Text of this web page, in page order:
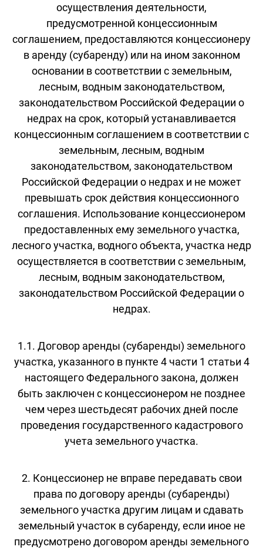
осуществления деятельности,
предусмотренной концессионным
соглашением, предоставляются концессионеру
в аренду (субаренду) или на ином законном
основании в соответствии с земельным,
лесным, водным законодательством,
законодательством Российской Федерации о
недрах на срок, который устанавливается
концессионным соглашением в соответствии с
земельным, лесным, водным
законодательством, законодательством
Российской Федерации о недрах и не может
превышать срок действия концессионного
соглашения. Использование концессионером
предоставленных ему земельного участка,
лесного участка, водного объекта, участка недр
осуществляется в соответствии с земельным,
лесным, водным законодательством,
законодательством Российской Федерации о
недрах.
1.1. Договор аренды (субаренды) земельного
участка, указанного в пункте 4 части 1 статьи 4
настоящего Федерального закона, должен
быть заключен с концессионером не позднее
чем через шестьдесят рабочих дней после
проведения государственного кадастрового
учета земельного участка.
2. Концессионер не вправе передавать свои
права по договору аренды (субаренды)
земельного участка другим лицам и сдавать
земельный участок в субаренду, если иное не
предусмотрено договором аренды земельного